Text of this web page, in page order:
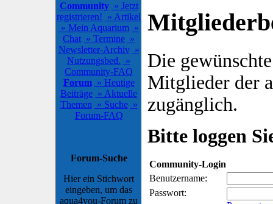
Community » Jetzt
registrieren! » Artikel
» Mein Aquarium »
Chat » Termine »
Newsletter-Archiv »
Nutzungsbed. »
Community-FAQ
Forum » Heutige
Beiträge » Aktuelle
Themen » Suche »
Forum-FAQ
Forum-Suche
Hier ein Stichwort
eingeben, um das
aqua4you-Forum zu
Die
Mitglieder der
zugänglich.
Bitte loggen
Community-Login
Benutzername:
Passwort: